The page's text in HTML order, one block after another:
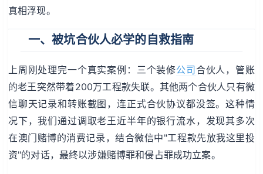
真相浮现。
一、被坑合伙人必学的自救指南
上周刚处理完一个真实案例：三个装修公司合伙人，管账
的老王突然带着200万工程款失联。其他两个合伙人只有微
信聊天记录和转账截图，连正式合伙协议都没签。这种情
况下，我们通过调取老王近半年的银行流水，发现其多次
在澳门赌博的消费记录，结合微信中"工程款先放我这里投
资"的对话，最终以涉嫌赌博罪和侵占罪成功立案。